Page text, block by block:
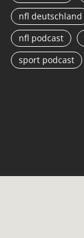
nfl deutschland
nfl podcast
sport podcast